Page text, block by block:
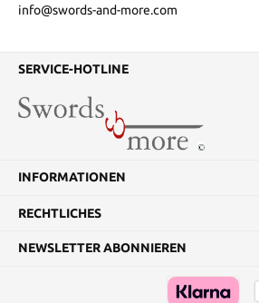
info@swords-and-more.com
SERVICE-HOTLINE
INFORMATIONEN
RECHTLICHES
NEWSLETTER ABONNIEREN